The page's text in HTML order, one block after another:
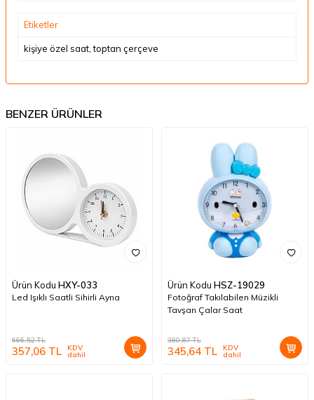
Etiketler
kişiye özel saat ,toptan çerçeve
BENZER ÜRÜNLER
Ürün Kodu HXY-033
Led Işıklı Saatli Sihirli Ayna
666,52TL
357,06 TL KDV
dahil
Ürün Kodu HSZ-19029
Fotoğraf Takılabilen Müzikli
Tavşan Çalar Saat
380,87TL
345,64 TL KDV
dahil